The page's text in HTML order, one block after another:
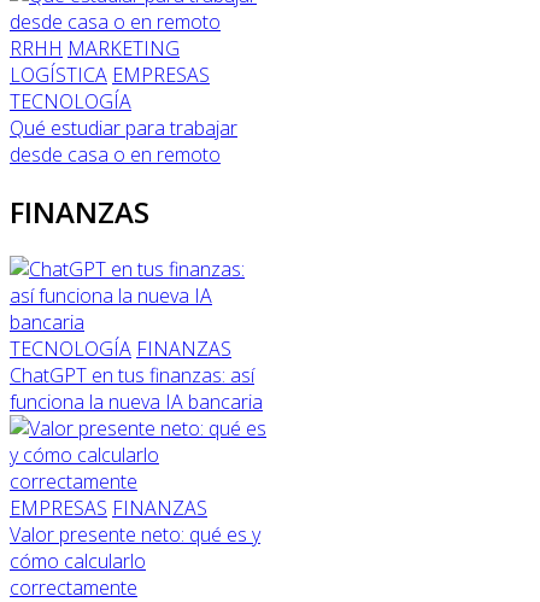
RRHH MARKETING
LOGÍSTICA EMPRESAS
TECNOLOGÍA
Qué estudiar para trabajar
desde casa o en remoto
FINANZAS
TECNOLOGÍA FINANZAS
ChatGPT en tus finanzas: así
funciona la nueva IA bancaria
EMPRESAS FINANZAS
Valor presente neto: qué es y
cómo calcularlo
correctamente